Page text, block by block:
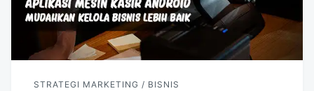
STRATEGI MARKETING / BISNIS